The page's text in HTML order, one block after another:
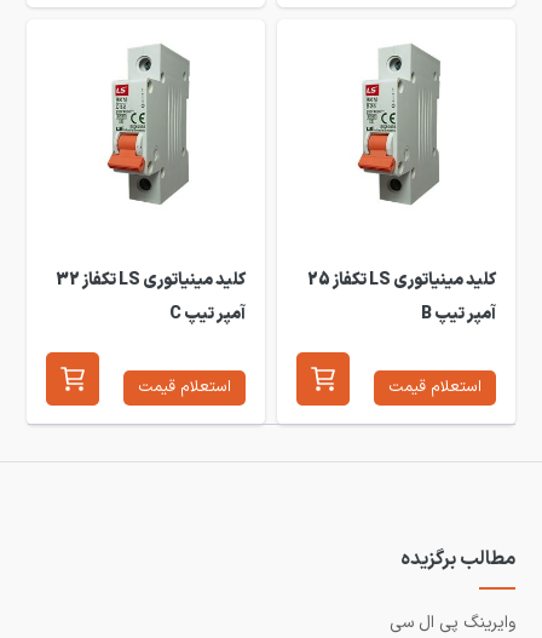
کلید مینیاتوری LS تکفاز 25
آمپر تیپ B
استعلام قیمت
کلید مینیاتوری LS تکفاز 32
آمپر تیپ C
استعلام قیمت
مطالب برگزیده
وایرینگ پی ال سی